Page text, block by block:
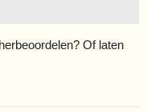
Of laten